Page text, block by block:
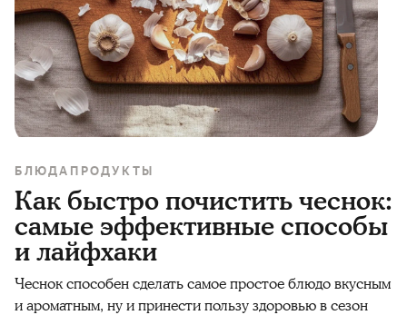
БЛЮДА ПРОДУКТЫ
Как быстро почистить чеснок:
самые эффективные способы
и лайфхаки
Чеснок способен сделать самое простое блюдо вкусным
и ароматным, ну и принести пользу здоровью в сезон